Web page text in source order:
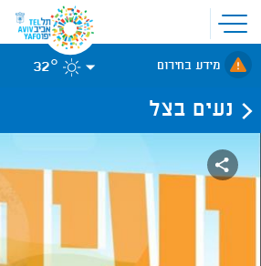
פתיחת
תפריט
אתר
לאתר עיריית
תל-אביב
מידע בחירום 32°
נעים בצל